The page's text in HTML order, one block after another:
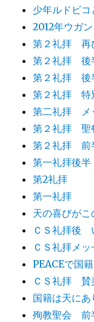
少年ルドビ
2012年ウガ
第２礼拝 再
第２礼拝 後
第２礼拝 後
第２礼拝 特
第二礼拝 メ
第２礼拝 聖
第２礼拝 前
第一礼拝後半
第2礼拝
第一礼拝
天の喜びが
ＣＳ礼拝後
ＣＳ礼拝メッ
PEACEで国
ＣＳ礼拝 賛
国籍は天に
殉教聖会 前